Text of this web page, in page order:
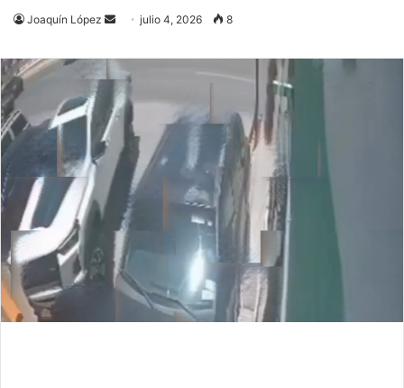
Joaquín López
Send
email
julio 4, 2026 8